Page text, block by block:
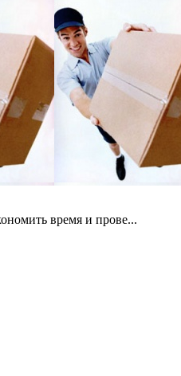
время и прове...